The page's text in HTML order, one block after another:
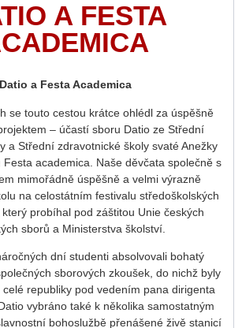
A FESTA
Datio a Festa Academica
se touto cestou krátce ohlédl za úspěšně
– účastí sboru Datio ze Střední
a Střední zdravotnické školy svaté Anežky
Festa academica. Naše děvčata společně s
mimořádně úspěšně a velmi výrazně
na celostátním festivalu středoškolských
probíhal pod záštitou Unie českých
sborů a Ministerstva školství.
dní studenti absolvovali bohatý
sborových zkoušek, do nichž byly
republiky pod vedením pana dirigenta
vybráno také k několika samostatným
bohoslužbě přenášené živě stanicí